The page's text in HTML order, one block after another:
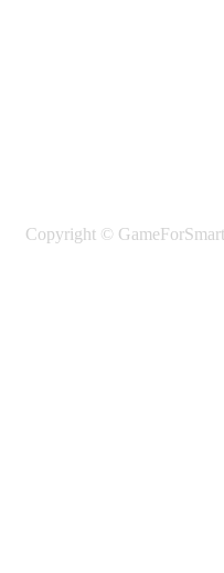
Copyright ©